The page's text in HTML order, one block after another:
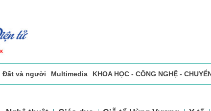
Đất và người Multimedia KHOA HỌC - CÔNG NGHỆ -